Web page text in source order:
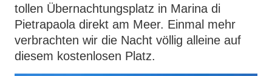
tollen Übernachtungsplatz in Marina di
Pietrapaola direkt am Meer. Einmal mehr
verbrachten wir die Nacht völlig alleine auf
diesem kostenlosen Platz.